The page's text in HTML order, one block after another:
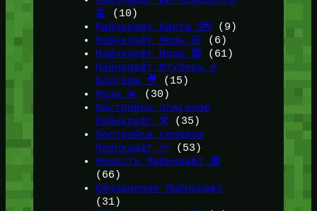
🤖
(10)
Майнкрафт Карты 🗺️(9)
Майнкрафт Мемы 🤣 (6)
Майнкрафт Моды 🟩 (61)
Майнкрафт Ютуберы и
Блогеры 🎥
(15)
Моды 💫
(30)
Настройка плагинов
Майнкрафт ⚒️(35)
Настройка сервера
Майнкрафт 🔦 (53)
Новости Майнкрафт 🔴
(66)
Обновления Майнкрафт
(31)